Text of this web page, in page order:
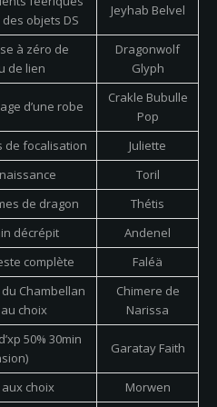
objets DS
Jeyhab Belvel
à zéro de
de lien
Dragonwolf
Glyph
d’une robe
Crakle Bubulle
Pop
de focalisation
Juliette
Toril
de dragon
Thétis
décrépit
Andenel
complète Faléä
Chambellan
choix
Chimere de
Narissa
50% 30min
Garatay Faith
choix Morwen